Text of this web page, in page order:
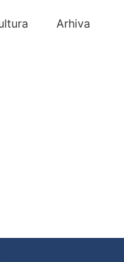
Arhiva